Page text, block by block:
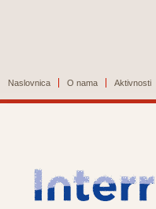
Naslovnica O nama Aktivnosti